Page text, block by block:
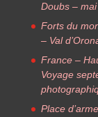
Doubs –
Forts du
– Val
France –
Voyage
Place